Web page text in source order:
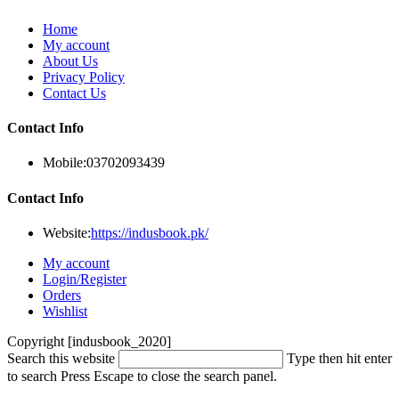
Home
My account
About Us
Privacy Policy
Contact Us
Contact Info
Mobile:03702093439
Contact Info
Website:https://indusbook.pk/
My account
Login/Register
Orders
Wishlist
Copyright [indusbook_2020]
Search this website
Type then hit enter
to search Press Escape to close the search panel.